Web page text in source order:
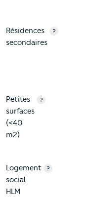
Résidences
secondaires
?
Petites
surfaces
(<40
m2)
?
Logement
social
HLM
?